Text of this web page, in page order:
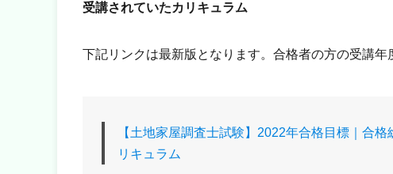
受講されていたカリキュラム
下記リンクは最新版となります。合格者の方の受講年
【土地家屋調査士試験】2022年合格目標｜合
リキュラム